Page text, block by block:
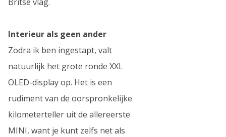
Interieur als geen ander
Zodra ik ben ingestapt, valt
natuurlijk het grote ronde XXL
OLED-display op. Het is een
rudiment van de oorspronkelijke
kilometerteller uit de allereerste
MINI, want je kunt zelfs net als